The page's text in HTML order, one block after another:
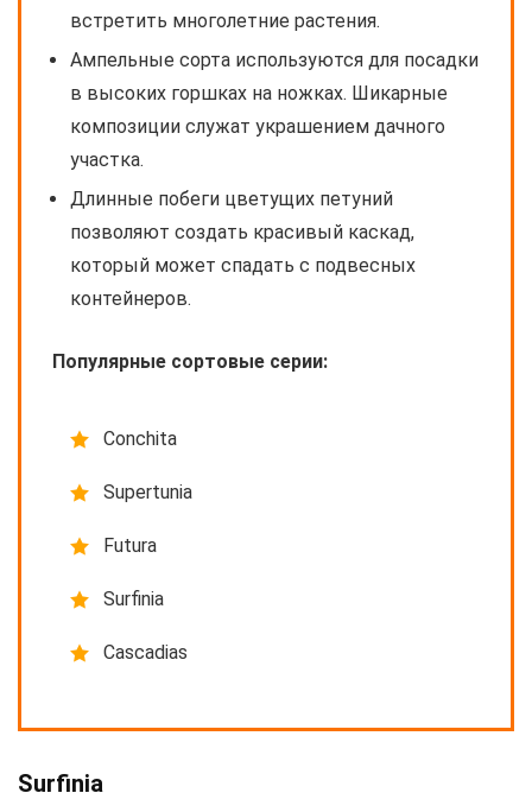
встретить многолетние растения.
Ампельные сорта используются для посадки
в высоких горшках на ножках. Шикарные
композиции служат украшением дачного
участка.
Длинные побеги цветущих петуний
позволяют создать красивый каскад,
который может спадать с подвесных
контейнеров.
Популярные сортовые серии:
Conchita
Supertunia
Futura
Surfinia
Cascadias
Surfinia